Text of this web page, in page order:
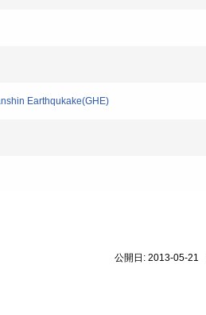
Earthqukake(GHE)
公開日: 2013-05-21